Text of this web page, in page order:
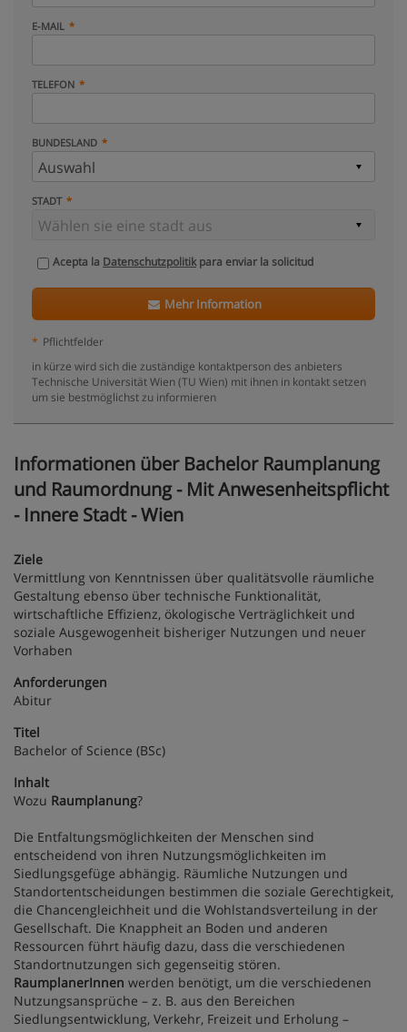
E-MAIL
TELEFON
BUNDESLAND
STADT
Acepta la Datenschutzpolitikpara enviar la solicitud
Mehr Information
* Pflichtfelder
in kürze wird sich die zuständige kontaktperson des anbieters
Technische Universität Wien (TU Wien) mit ihnen in kontakt setzen
um sie bestmöglichst zu informieren
Informationen über Bachelor Raumplanung
und Raumordnung - Mit Anwesenheitspflicht
- Innere Stadt - Wien
Ziele
Vermittlung von Kenntnissen über qualitätsvolle räumliche
Gestaltung ebenso über technische Funktionalität,
wirtschaftliche Effizienz, ökologische Verträglichkeit und
soziale Ausgewogenheit bisheriger Nutzungen und neuer
Vorhaben
Anforderungen
Abitur
Titel
Bachelor of Science (BSc)
Inhalt
Wozu Raumplanung?
Die Entfaltungsmöglichkeiten der Menschen sind
entscheidend von ihren Nutzungsmöglichkeiten im
Siedlungsgefüge abhängig. Räumliche Nutzungen und
Standortentscheidungen bestimmen die soziale Gerechtigkeit,
die Chancengleichheit und die Wohlstandsverteilung in der
Gesellschaft. Die Knappheit an Boden und anderen
Ressourcen führt häufig dazu, dass die verschiedenen
Standortnutzungen sich gegenseitig stören.
RaumplanerInnen werden benötigt, um die verschiedenen
Nutzungsansprüche – z. B. aus den Bereichen
Siedlungsentwicklung, Verkehr, Freizeit und Erholung –